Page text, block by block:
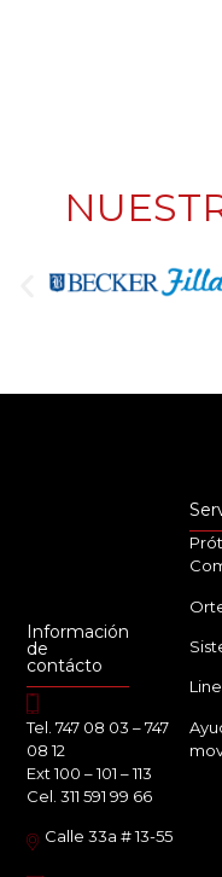
Información
de
contácto
Tel. 747 08 03 – 747
08 12
Ext 100 – 101 – 113
Cel. 311 591 99 66
Calle 33a # 13-55